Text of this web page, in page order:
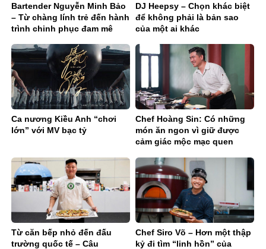
Bartender Nguyễn Minh Bảo
– Từ chàng lính trẻ đến hành
trình chinh phục đam mê
DJ Heepsy – Chọn khác biệt
để không phải là bản sao
của một ai khác
Ca nương Kiều Anh “chơi
lớn” với MV bạc tỷ
Chef Hoàng Sin: Có những
món ăn ngon vì giữ được
cảm giác mộc mạc quen
Từ căn bếp nhỏ đến đấu
trường quốc tế – Câu
Chef Siro Võ – Hơn một thập
kỷ đi tìm “linh hồn” của